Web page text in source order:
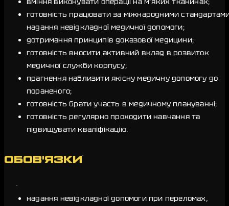
готовність працювати за міжнародними
надання невідкладної медичної допомоги;
дотримання принципів доказової медицини;
готовність вносити активний вклад в розвиток
медичної служби корпусу;
прагнення наблизити якісну медичну допомогу до
пораненого;
готовність брати участь в медичному плануванні;
готовність регулярно проходити навчання та
підвищувати кваліфікацію.
ОБОВ'ЯЗКИ
надання невідкладної допомоги при переломах,